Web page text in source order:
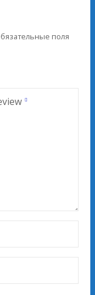
поля